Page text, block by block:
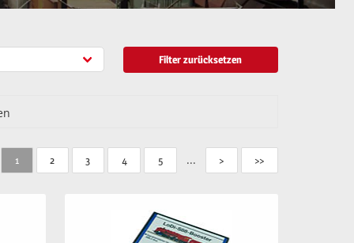
Filter zurücksetzen
1 2 3 4 5 ... > >>